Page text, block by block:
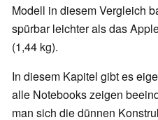
Modell in diesem Vergleich
spürbar leichter als das
(1,44 kg).
In diesem Kapitel gibt es
alle Notebooks zeigen
man sich die dünnen